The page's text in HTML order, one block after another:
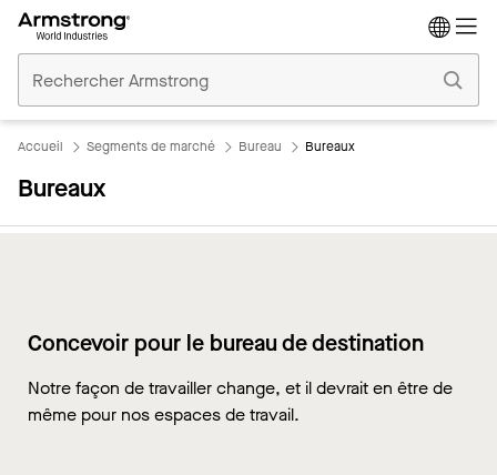
Plafonds
Commerciaux
Accueil Segments de marché Bureau Bureaux
Bureaux
Concevoir pour le bureau de destination
Notre façon de travailler change, et il devrait en être de
même pour nos espaces de travail.
Aperçu